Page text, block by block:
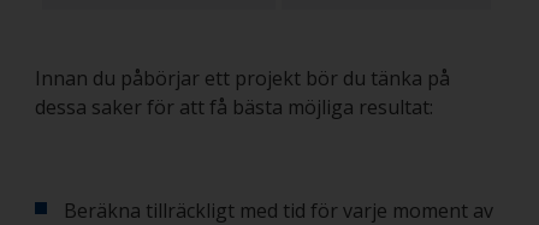
Innan du påbörjar ett projekt bör du tänka på
dessa saker för att få bästa möjliga resultat:
Beräkna tillräckligt med tid för varje moment av